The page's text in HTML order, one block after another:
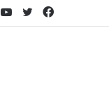
تويتر
فيسبوك